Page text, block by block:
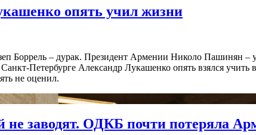
опять учил жизни
Боррель – дурак. Президент Армении Николо Пашинян
Петербурге Александр Лукашенко опять взялся
не оценил.
не заводят. ОДКБ почти потеряла